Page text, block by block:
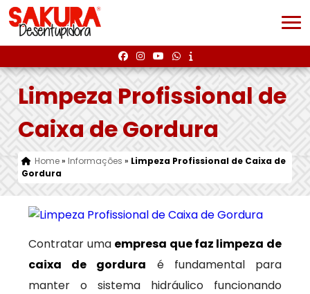
Limpeza Profissional de
Caixa de Gordura
Home» Informações » Limpeza Profissional de Caixa de
Gordura
Contratar uma empresa que faz limpeza de
caixa de gordura é fundamental para
manter o sistema hidráulico funcionando